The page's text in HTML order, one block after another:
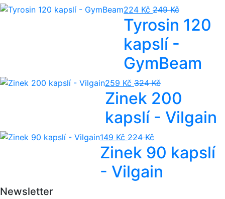
224 Kč 249 Kč
Tyrosin 120
kapslí -
GymBeam
259 Kč 324 Kč
Zinek 200
kapslí - Vilgain
149 Kč 224 Kč
Zinek 90 kapslí
- Vilgain
Newsletter